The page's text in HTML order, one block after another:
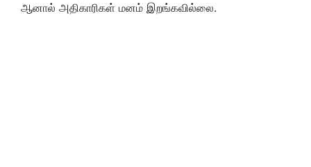
ஆனால் அதிகாரிகள் மனம் இறங்கவில்லை.